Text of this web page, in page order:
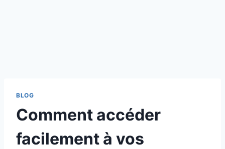
BLOG
Comment accéder
facilement à vos